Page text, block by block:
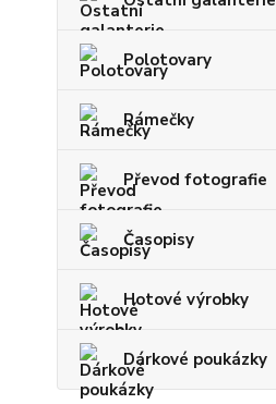
Polotovary
Rámečky
Převod fotografie
Časopisy
Hotové výrobky
Dárkové poukázky